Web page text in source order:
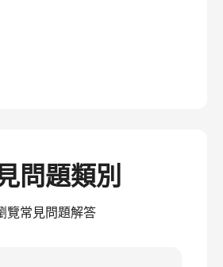
問題類別
覽常見問題解答